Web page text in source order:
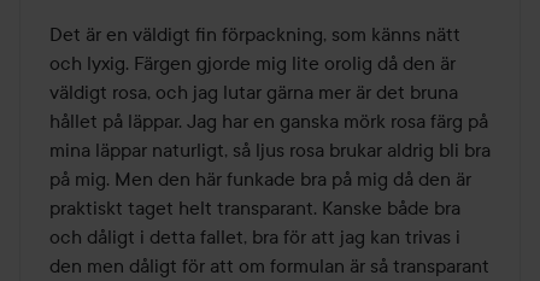
Det är en väldigt fin förpackning, som känns nätt
och lyxig. Färgen gjorde mig lite orolig då den är
väldigt rosa, och jag lutar gärna mer är det bruna
hållet på läppar. Jag har en ganska mörk rosa färg på
mina läppar naturligt, så ljus rosa brukar aldrig bli bra
på mig. Men den här funkade bra på mig då den är
praktiskt taget helt transparant. Kanske både bra
och dåligt i detta fallet, bra för att jag kan trivas i
den men dåligt för att om formulan är så transparant